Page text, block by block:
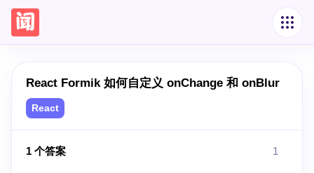
React Formik 如何自定义 onChange 和 onBlur
React
1 个答案 1